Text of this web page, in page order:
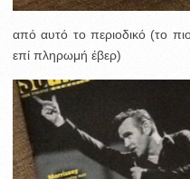
από αυτό το περιοδικό (το
επί πληρωμή έβερ)